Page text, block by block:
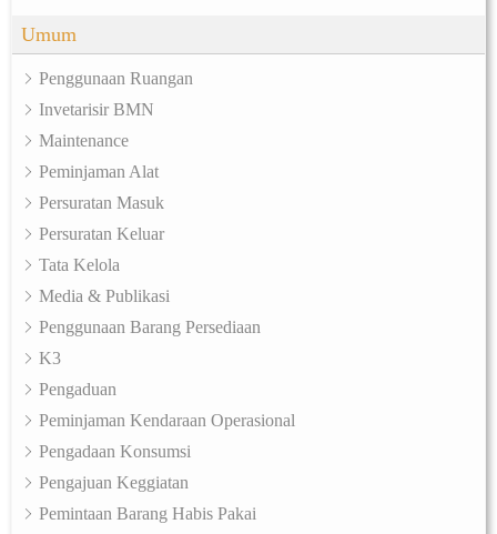
Umum
Penggunaan Ruangan
Invetarisir BMN
Maintenance
Peminjaman Alat
Persuratan Masuk
Persuratan Keluar
Tata Kelola
Media & Publikasi
Penggunaan Barang Persediaan
K3
Pengaduan
Peminjaman Kendaraan Operasional
Pengadaan Konsumsi
Pengajuan Keggiatan
Pemintaan Barang Habis Pakai